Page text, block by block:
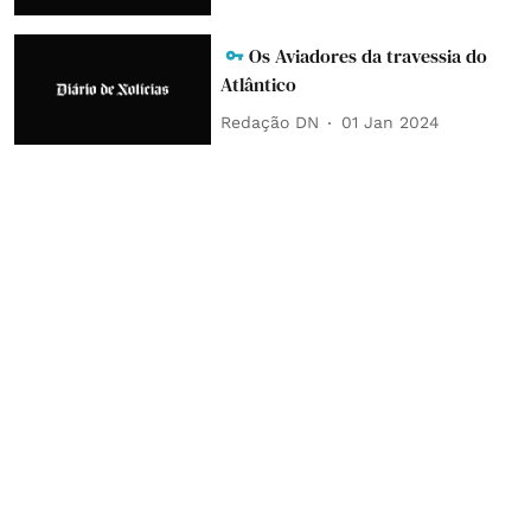
Os Aviadores da travessia do
Atlântico
Redação DN 01 Jan 2024